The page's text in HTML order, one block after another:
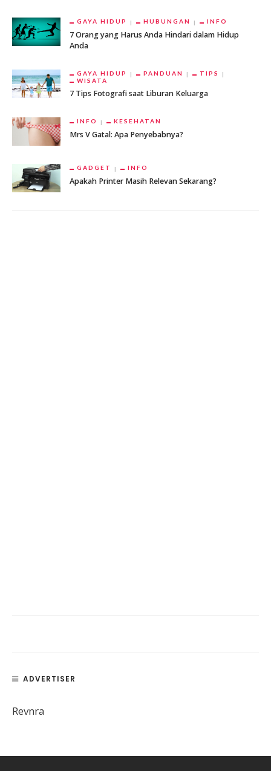
GAYA HIDUP HUBUNGAN INFO
7 Orang yang Harus Anda Hindari dalam Hidup
Anda
GAYA HIDUP PANDUAN
TIPS
WISATA
7 Tips Fotografi saat Liburan Keluarga
INFO KESEHATAN
Mrs V Gatal: Apa Penyebabnya?
GADGET INFO
Apakah Printer Masih Relevan Sekarang?
ADVERTISER
Revnra